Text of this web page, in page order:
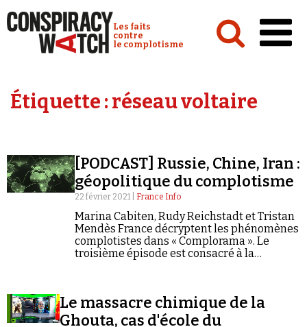
Conspiracy Watch :
Les faits
contre
le complotisme
Analyses
Vidéos
Émissions
Revues de presse
Newsletter
Étiquette :réseau voltaire
[PODCAST] Russie, Chine, Iran :
géopolitique du complotisme
22 février 2021 | France Info
Marina Cabiten, Rudy Reichstadt et Tristan
Mendès France décryptent les phénomènes
complotistes dans « Complorama ». Le
troisième épisode est consacré à la
Le massacre chimique de la
Ghouta, cas d'école du